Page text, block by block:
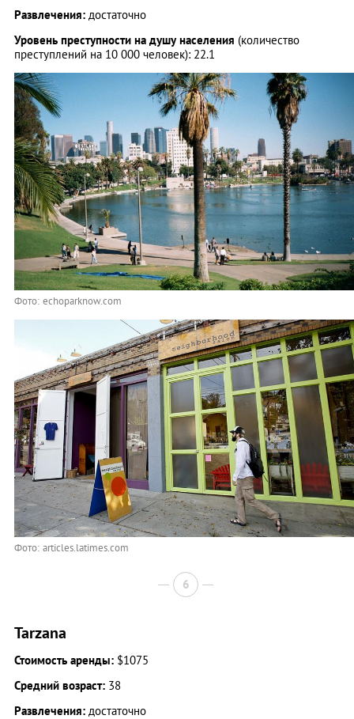
Развлечения: достаточно
Уровень преступности на душу населения (количество
преступлений на 10 000 человек): 22.1
Фото: echoparknow.com
Фото: articles.latimes.com
6
Tarzana
Стоимость аренды: $1075
Средний возраст: 38
Развлечения: достаточно